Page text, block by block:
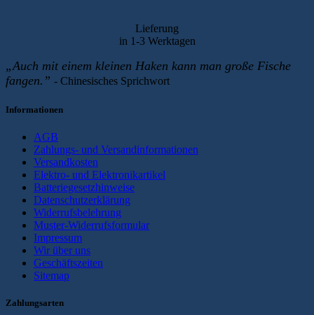
Lieferung
in 1-3 Werktagen
„Auch mit einem kleinen Haken kann man große Fische
fangen.” - Chinesisches Sprichwort
Informationen
AGB
Zahlungs- und Versandinformationen
Versandkosten
Elektro- und Elektronikartikel
Batteriegesetzhinweise
Datenschutzerklärung
Widerrufsbelehrung
Muster-Widerrufsformular
Impressum
Wir über uns
Geschäftszeiten
Sitemap
Zahlungsarten